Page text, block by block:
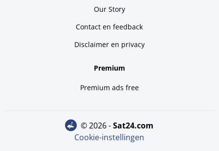
Our Story
Contact en feedback
Disclaimer en privacy
Premium
Premium ads free
© 2026 - sat24.com
Cookie-instellingen